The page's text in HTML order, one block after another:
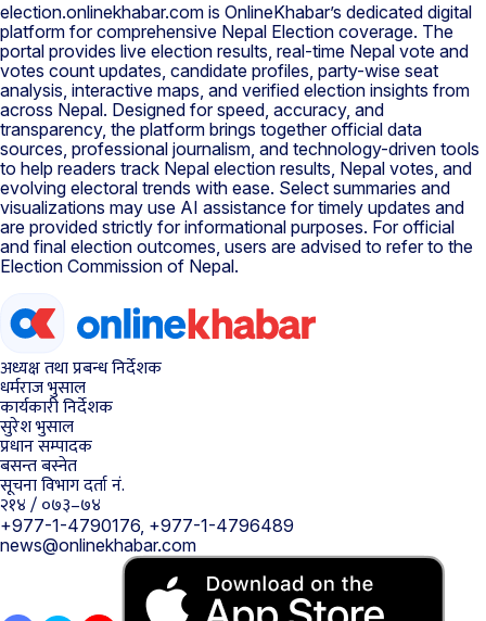
election.onlinekhabar.com is OnlineKhabar’s dedicated digital
platform for comprehensive Nepal Election coverage. The
portal provides live election results, real-time Nepal vote and
votes count updates, candidate profiles, party-wise seat
analysis, interactive maps, and verified election insights from
across Nepal. Designed for speed, accuracy, and
transparency, the platform brings together official data
sources, professional journalism, and technology-driven tools
to help readers track Nepal election results, Nepal votes, and
evolving electoral trends with ease. Select summaries and
visualizations may use AI assistance for timely updates and
are provided strictly for informational purposes. For official
and final election outcomes, users are advised to refer to the
Election Commission of Nepal.
अध्यक्ष तथा प्रबन्ध निर्देशक
धर्मराज भुसाल
कार्यकारी निर्देशक
सुरेश भुसाल
प्रधान सम्पादक
बसन्त बस्नेत
सूचना विभाग दर्ता नं.
२१४ / ०७३–७४
+977-1-4790176, +977-1-4796489
news@onlinekhabar.com